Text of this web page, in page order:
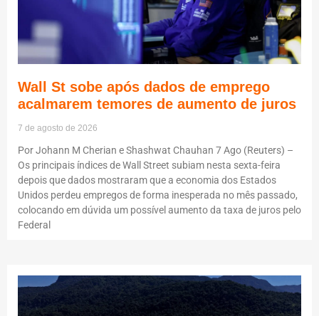
Wall St sobe após dados de emprego
acalmarem temores de aumento de juros
7 de agosto de 2026
Por Johann M Cherian e Shashwat Chauhan 7 Ago (Reuters) –
Os principais índices de Wall Street subiam nesta sexta-feira
depois que dados mostraram que a economia dos Estados
Unidos perdeu empregos de forma inesperada no mês passado,
colocando em dúvida um possível aumento da taxa de juros pelo
Federal